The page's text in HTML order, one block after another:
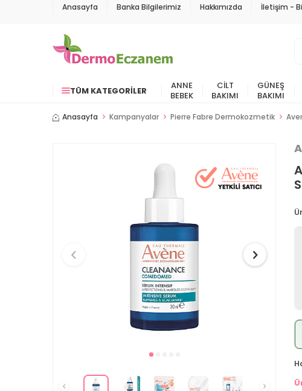
Anasayfa Banka Bilgilerimiz Hakkımızda İletişim -
TÜM KATEGORILER
ANNE
BEBEK
CILT
BAKIMI
GÜNEŞ
BAKIMI
Anasayfa Kampanyalar Pierre Fabre Dermokozmetik